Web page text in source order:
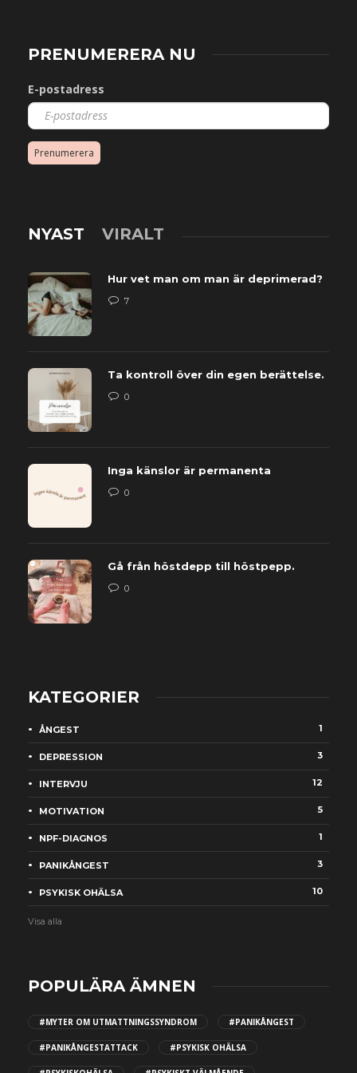
PRENUMERERA NU
E-postadress
Prenumerera
NYAST VIRALT
Hur vet man om man är deprimerad?
7
Ta kontroll över din egen berättelse.
0
Inga känslor är permanenta
0
Gå från höstdepp till höstpepp.
0
KATEGORIER
ÅNGEST 1
DEPRESSION 3
INTERVJU 12
MOTIVATION 5
NPF-DIAGNOS 1
PANIKÅNGEST 3
PSYKISK OHÄLSA 10
Visa alla
POPULÄRA ÄMNEN
#MYTER OM UTMATTNINGSSYNDROM #PANIKÅNGEST
#PANIKÅNGESTATTACK #PSYKISK OHÄLSA